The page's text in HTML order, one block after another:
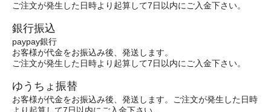
ご注文が発生した日時より起算して7日以内にご入金下さい。
銀行振込
paypay銀行
お客様が代金をお振込み後、発送します。
ご注文が発生した日時より起算して7日以内にご入金下さい。
ゆうちょ振替
お客様が代金をお振込み後、発送します。ご注文が発生した日時